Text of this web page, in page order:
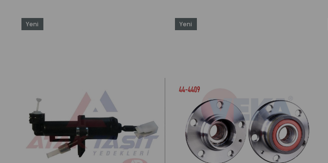
Yeni
Yeni